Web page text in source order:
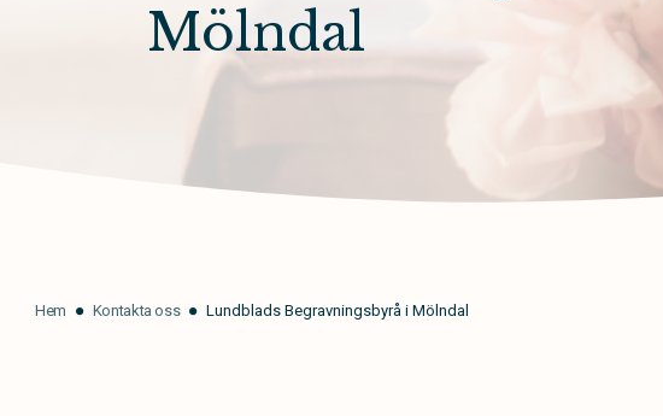
Mölndal
Hem Kontakta oss Lundblads Begravningsbyrå i Mölndal